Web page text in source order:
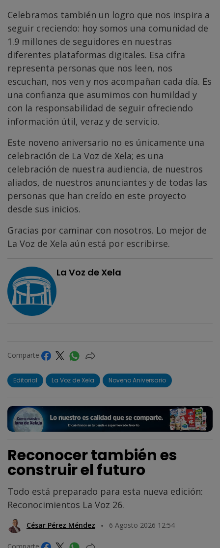
Celebramos también un logro que nos inspira a
seguir creciendo: hoy somos una comunidad de
1.9 millones de seguidores en nuestras
diferentes plataformas digitales. Esa cifra
representa personas que nos leen, nos
escuchan, nos ven y nos acompañan cada día. Es
una confianza que asumimos con humildad y
con la responsabilidad de seguir ofreciendo
información útil, veraz y de servicio.
Este noveno aniversario no es únicamente una
celebración de La Voz de Xela; es una
celebración de nuestra audiencia, de nuestros
aliados, de nuestros anunciantes y de todas las
personas que han creído en este proyecto
desde sus inicios.
Gracias por caminar con nosotros. Lo mejor de
La Voz de Xela aún está por escribirse.
La Voz de Xela
Comparte
Editorial La Voz de Xela Noveno Aniversario
Reconocer también es
construir el futuro
Todo está preparado para esta nueva edición:
Reconocimientos La Voz 26.
César Pérez Méndez 6 Agosto 2026 12:54